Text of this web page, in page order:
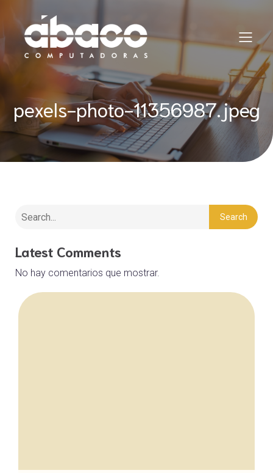
pexels-photo-11356987.jpeg
Search
Latest Comments
No hay comentarios que mostrar.